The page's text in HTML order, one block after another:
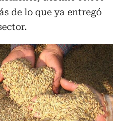
de lo que ya entregó